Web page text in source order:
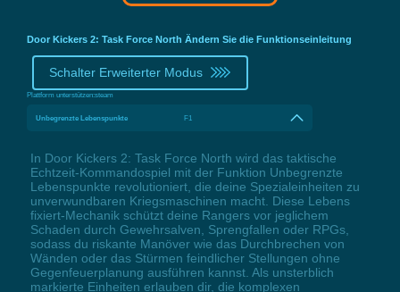
Door Kickers 2: Task Force North Ändern Sie die Funktionseinleitung
Schalter Erweiterter Modus
Plattform unterstützen:steam
Unbegrenzte Lebenspunkte F1
In Door Kickers 2: Task Force North wird das taktische
Echtzeit-Kommandospiel mit der Funktion Unbegrenzte
Lebenspunkte revolutioniert, die deine Spezialeinheiten zu
unverwundbaren Kriegsmaschinen macht. Diese Lebens
fixiert-Mechanik schützt deine Rangers vor jeglichem
Schaden durch Gewehrsalven, Sprengfallen oder RPGs,
sodass du riskante Manöver wie das Durchbrechen von
Wänden oder das Stürmen feindlicher Stellungen ohne
Gegenfeuerplanung ausführen kannst. Als unsterblich
markierte Einheiten erlauben dir, die komplexen